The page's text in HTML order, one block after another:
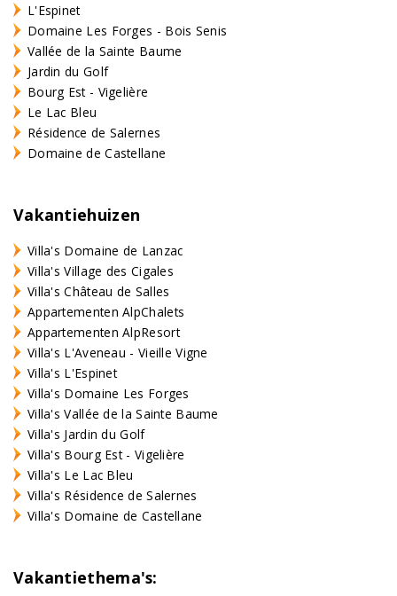
L'Espinet
Domaine Les Forges - Bois Senis
Vallée de la Sainte Baume
Jardin du Golf
Bourg Est - Vigelière
Le Lac Bleu
Résidence de Salernes
Domaine de Castellane
Vakantiehuizen
Villa's Domaine de Lanzac
Villa's Village des Cigales
Villa's Château de Salles
Appartementen AlpChalets
Appartementen AlpResort
Villa's L'Aveneau - Vieille Vigne
Villa's L'Espinet
Villa's Domaine Les Forges
Villa's Vallée de la Sainte Baume
Villa's Jardin du Golf
Villa's Bourg Est - Vigelière
Villa's Le Lac Bleu
Villa's Résidence de Salernes
Villa's Domaine de Castellane
Vakantiethema's: